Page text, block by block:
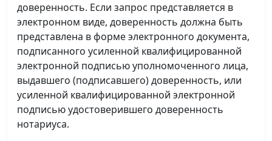
доверенность. Если запрос представляется в
электронном виде, доверенность должна быть
представлена в форме электронного документа,
подписанного усиленной квалифицированной
электронной подписью уполномоченного лица,
выдавшего (подписавшего) доверенность, или
усиленной квалифицированной электронной
подписью удостоверившего доверенность
нотариуса.